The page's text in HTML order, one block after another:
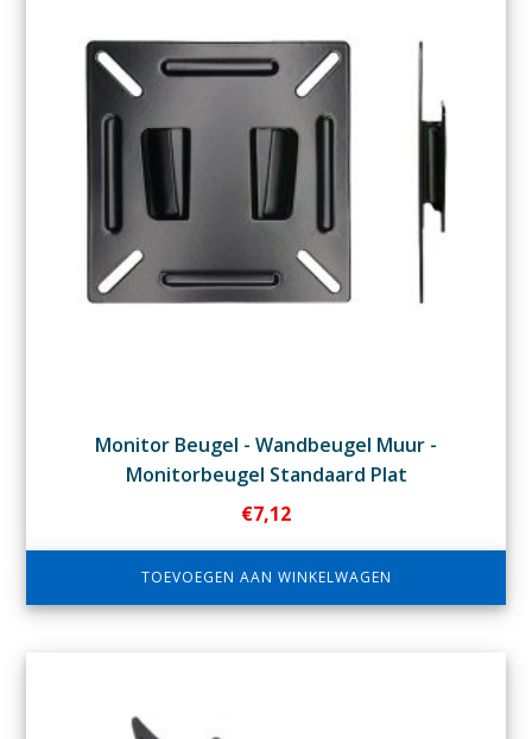
Monitor Beugel - Wandbeugel Muur -
Monitorbeugel Standaard Plat
€7,12
TOEVOEGEN AAN WINKELWAGEN